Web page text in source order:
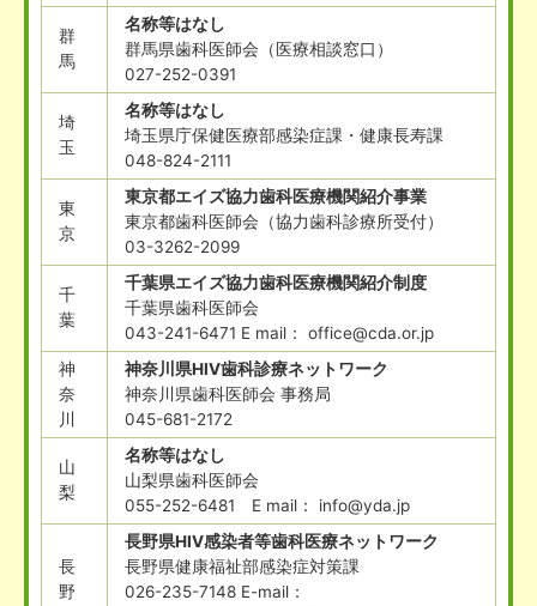
群
馬
名称等はなし
群馬県歯科医師会（医療相談窓口）
027-252-0391
埼
玉
名称等はなし
埼玉県庁保健医療部感染症課・健康長寿課
048-824-2111
東
京
東京都エイズ協力歯科医療機関紹介事業
東京都歯科医師会（協力歯科診療所受付）
03-3262-2099
千
葉
千葉県エイズ協力歯科医療機関紹介制度
千葉県歯科医師会
043-241-6471 E mail： office@cda.or.jp
神
奈
川
神奈川県HIV歯科診療ネットワーク
神奈川県歯科医師会 事務局
045-681-2172
山
梨
名称等はなし
山梨県歯科医師会
055-252-6481 E mail： info@yda.jp
長
野
長野県HIV感染者等歯科医療ネットワーク
長野県健康福祉部感染症対策課
026-235-7148 E-mail：